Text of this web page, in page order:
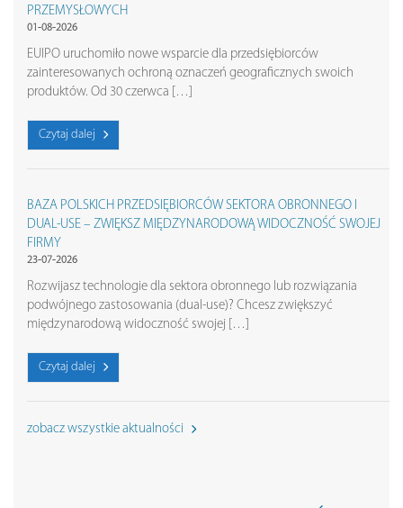
PRZEMYSŁOWYCH
01-08-2026
EUIPO uruchomiło nowe wsparcie dla przedsiębiorców
zainteresowanych ochroną oznaczeń geograficznych swoich
produktów. Od 30 czerwca […]
Czytaj dalej
BAZA POLSKICH PRZEDSIĘBIORCÓW SEKTORA OBRONNEGO I
DUAL-USE – ZWIĘKSZ MIĘDZYNARODOWĄ WIDOCZNOŚĆ SWOJEJ
FIRMY
23-07-2026
Rozwijasz technologie dla sektora obronnego lub rozwiązania
podwójnego zastosowania (dual-use)? Chcesz zwiększyć
międzynarodową widoczność swojej […]
Czytaj dalej
zobacz wszystkie aktualności